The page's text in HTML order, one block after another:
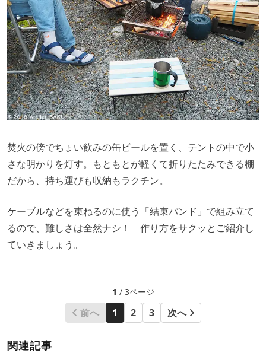
焚火の傍でちょい飲みの缶ビールを置く、テントの中で小
さな明かりを灯す。もともとが軽くて折りたたみできる棚
だから、持ち運びも収納もラクチン。
ケーブルなどを束ねるのに使う「結束バンド」で組み立て
るので、難しさは全然ナシ！ 作り方をサクッとご紹介し
ていきましょう。
1 / 3ページ
前へ 1 2 3 次へ
関連記事